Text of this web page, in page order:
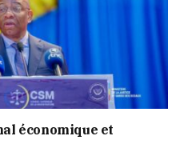
économique et